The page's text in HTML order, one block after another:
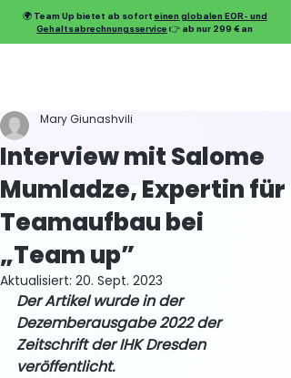
🌍 Team Up bietet ab sofort einen globalen EOR- und
Gehaltsabrechnungsservice 👉 ab nur 299 € an
Interview mit Salome
Mumladze, Expertin für
Teamaufbau bei
„Team up”
Mary Giunashvili
Aktualisiert: 20. Sept. 2023
Der Artikel wurde in der
Dezemberausgabe 2022 der
Zeitschrift der IHK Dresden
veröffentlicht.